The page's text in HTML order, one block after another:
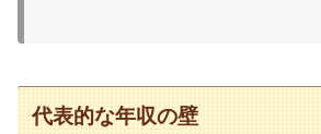
代表的な年収の壁